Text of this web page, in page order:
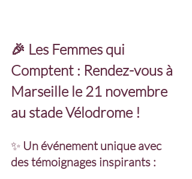
🎉 Les Femmes qui
Comptent : Rendez-vous à
Marseille le 21 novembre
au stade Vélodrome !
✨ Un événement unique avec
des témoignages inspirants :